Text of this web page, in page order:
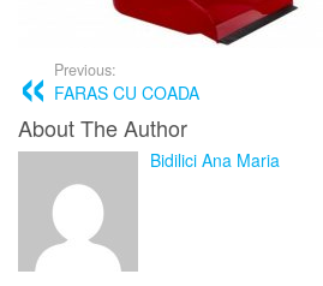
Previous:
FARAS CU COADA
About The Author
Bidilici Ana Maria